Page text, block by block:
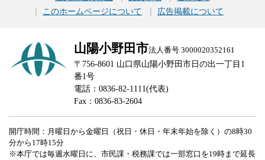
このホームページについて
広告掲載について
山陽小野田市法人番号 3000020352161
〒756-8601 山口県山陽小野田市日の出一丁目1
番1号
電話：0836-82-1111(代表)
Fax：0836-83-2604
開庁時間：月曜日から金曜日（祝日・休日・年末年始を除く）の8時30
分から17時15分
※本庁では毎週水曜日に、市民課・税務課では一部窓口を19時まで延長